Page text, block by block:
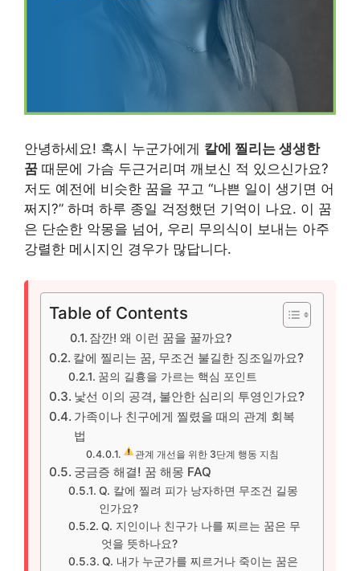
안녕하세요! 혹시 누군가에게 칼에 찔리는 생생한
꿈 때문에 가슴 두근거리며 깨보신 적 있으신가요?
저도 예전에 비슷한 꿈을 꾸고 “나쁜 일이 생기면 어
쩌지?” 하며 하루 종일 걱정했던 기억이 나요. 이 꿈
은 단순한 악몽을 넘어, 우리 무의식이 보내는 아주
강렬한 메시지인 경우가 많답니다.
Table of Contents
잠깐! 왜 이런 꿈을 꿀까요?
칼에 찔리는 꿈, 무조건 불길한 징조일까요?
꿈의 길흉을 가르는 핵심 포인트
낯선 이의 공격, 불안한 심리의 투영인가요?
가족이나 친구에게 찔렸을 때의 관계 회복
법
관계 개선을 위한 3단계 행동 지침
궁금증 해결! 꿈 해몽 FAQ
Q. 칼에 찔려 피가 낭자하면 무조건 길몽
인가요?
Q. 지인이나 친구가 나를 찌르는 꿈은 무
엇을 뜻하나요?
Q. 내가 누군가를 찌르거나 죽이는 꿈은